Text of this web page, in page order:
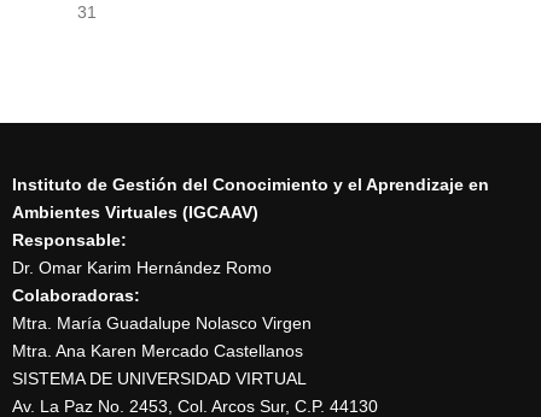
31
Instituto de Gestión del Conocimiento y el Aprendizaje en
Ambientes Virtuales (IGCAAV)
Responsable:
Dr. Omar Karim Hernández Romo
Colaboradoras:
Mtra. María Guadalupe Nolasco Virgen
Mtra. Ana Karen Mercado Castellanos
SISTEMA DE UNIVERSIDAD VIRTUAL
Av. La Paz No. 2453, Col. Arcos Sur, C.P. 44130